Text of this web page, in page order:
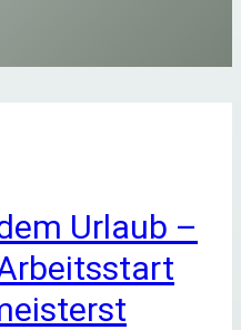
Urlaub –